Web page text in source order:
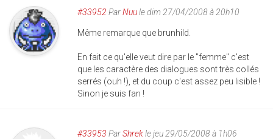
#33952 ParNuule dim 27/04/2008 à 20h10
Même remarque que brunhild.
En fait ce qu'elle veut dire par le "femme" c'est
que les caractère des dialogues sont très collés
serrés (ouh !), et du coup c'est assez peu lisible !
Sinon je suis fan !
#33953 ParShrekle jeu 29/05/2008 à 1h06